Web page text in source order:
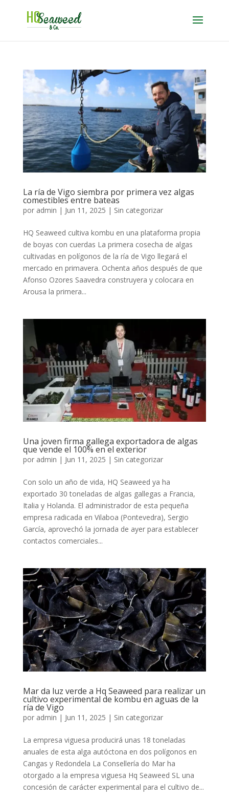
La ría de Vigo siembra por primera vez algas
comestibles entre bateas
por admin | Jun 11, 2025 | Sin categorizar
HQ Seaweed cultiva kombu en una plataforma propia
de boyas con cuerdas La primera cosecha de algas
cultivadas en polígonos de la ría de Vigo llegará el
mercado en primavera. Ochenta años después de que
Afonso Ozores Saavedra construyera y colocara en
Arousa la primera...
Una joven firma gallega exportadora de algas
que vende el 100% en el exterior
por admin | Jun 11, 2025 | Sin categorizar
Con solo un año de vida, HQ Seaweed ya ha
exportado 30 toneladas de algas gallegas a Francia,
Italia y Holanda. El administrador de esta pequeña
empresa radicada en Vilaboa (Pontevedra), Sergio
García, aprovechó la jornada de ayer para establecer
contactos comerciales...
Mar da luz verde a Hq Seaweed para realizar un
cultivo experimental de kombu en aguas de la
ría de Vigo
por admin | Jun 11, 2025 | Sin categorizar
La empresa viguesa producirá unas 18 toneladas
anuales de esta alga autóctona en dos polígonos en
Cangas y Redondela La Consellería do Mar ha
otorgado a la empresa viguesa Hq Seaweed SL una
concesión de carácter experimental para el cultivo de...